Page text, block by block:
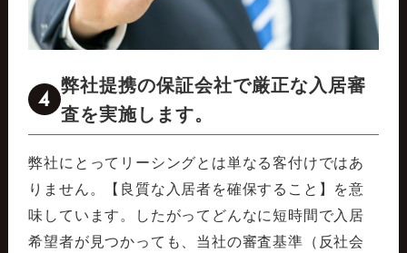
4
弊社提携の保証会社で厳正な入居審
査を実施します。
弊社にとってリーシングとは単なる客付けではあ
りません。【良質な入居者を確保すること】を意
味しています。したがってどんなに短時間で入居
希望者が見つかっても、当社の審査基準（反社会